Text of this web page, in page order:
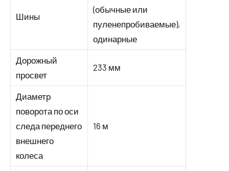
Шины
(обычные или
пуленепробиваемые),
одинарные
Дорожный
просвет
233 мм
Диаметр
поворота по оси
следа переднего
внешнего
колеса
16 м